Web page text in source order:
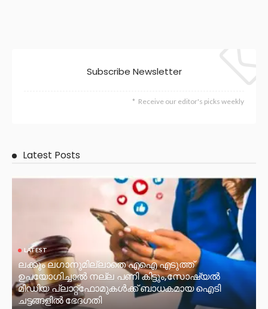
Subscribe Newsletter
Receive our editor's picks weekly
Latest Posts
LATEST
ലക്കും ലഗാനുമില്ലാതെ എഐ എടുത്ത്
ഉപയോഗിച്ചാല്‍ നല്ല പണി കിട്ടും,സോഷ്യല്‍
മീഡിയ പ്ലാറ്റ്‌ഫോമുകള്‍ക്ക് ബാധകമായ ഐടി
ചട്ടങ്ങളില്‍ ഭേദഗതി